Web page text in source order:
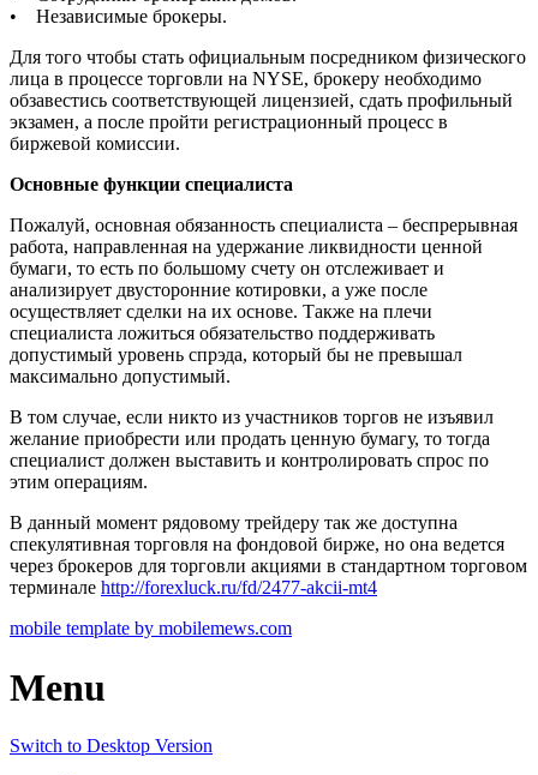
• Независимые брокеры.
Для того чтобы стать официальным посредником физического
лица в процессе торговли на NYSE, брокеру необходимо
обзавестись соответствующей лицензией, сдать профильный
экзамен, а после пройти регистрационный процесс в
биржевой комиссии.
Основные функции специалиста
Пожалуй, основная обязанность специалиста – беспрерывная
работа, направленная на удержание ликвидности ценной
бумаги, то есть по большому счету он отслеживает и
анализирует двусторонние котировки, а уже после
осуществляет сделки на их основе. Также на плечи
специалиста ложиться обязательство поддерживать
допустимый уровень спрэда, который бы не превышал
максимально допустимый.
В том случае, если никто из участников торгов не изъявил
желание приобрести или продать ценную бумагу, то тогда
специалист должен выставить и контролировать спрос по
этим операциям.
В данный момент рядовому трейдеру так же доступна
спекулятивная торговля на фондовой бирже, но она ведется
через брокеров для торговли акциями в стандартном торговом
терминале http://forexluck.ru/fd/2477-akcii-mt4
mobile template by mobilemews.com
Menu
Switch to Desktop Version